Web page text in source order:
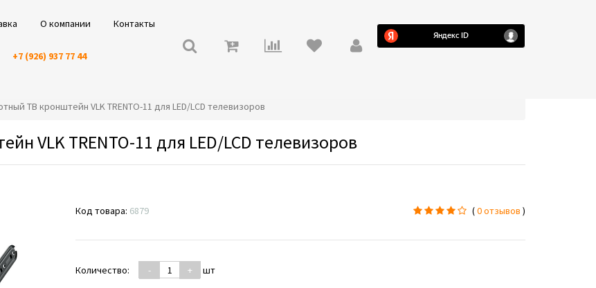
О компании Контакты
+7 (926) 937 77 44
ТВ кронштейн VLK TRENTO-11 для LED/LCD телевизоров
VLK TRENTO-11 для LED/LCD телевизоров
Код товара: 6879 (0 отзывов )
Количество: - + шт